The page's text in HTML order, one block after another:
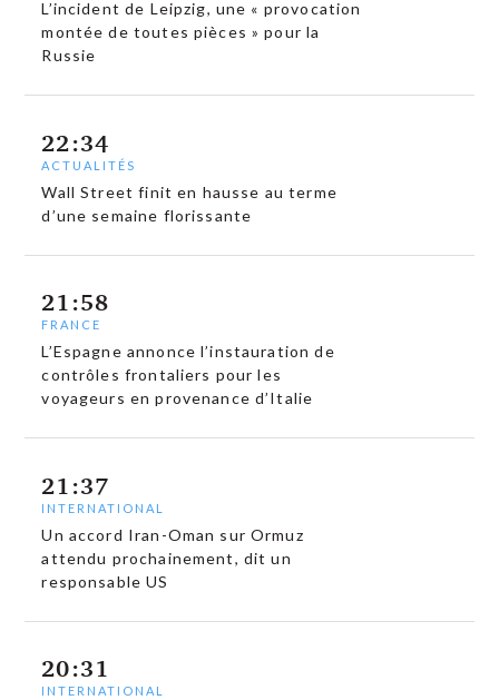
L’incident de Leipzig, une « provocation
montée de toutes pièces » pour la
Russie
22:34
ACTUALITÉS
Wall Street finit en hausse au terme
d’une semaine florissante
21:58
FRANCE
L’Espagne annonce l’instauration de
contrôles frontaliers pour les
voyageurs en provenance d’Italie
21:37
INTERNATIONAL
Un accord Iran-Oman sur Ormuz
attendu prochainement, dit un
responsable US
20:31
INTERNATIONAL